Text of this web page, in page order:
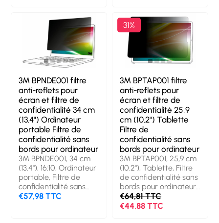
3M BPNDE001 filtre
anti-reflets pour
écran et filtre de
confidentialité 34 cm
(13.4") Ordinateur
portable Filtre de
confidentialité sans
bords pour ordinateur
3M BPNDE001, 34 cm
(13.4"), 16:10, Ordinateur
portable, Filtre de
confidentialité sans
bords pour ordinateur,
€57,98 TTC
31%
3M BPTAP001 filtre
anti-reflets pour
écran et filtre de
confidentialité 25,9
cm (10.2") Tablette
Filtre de
confidentialité sans
bords pour ordinateur
3M BPTAP001, 25,9 cm
(10.2"), Tablette, Filtre
de confidentialité sans
bords pour ordinateur,
Anti-reflet
€64,81 TTC
€44,88 TTC